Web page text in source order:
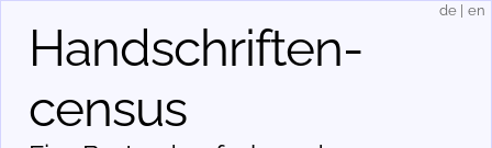
Handschriften­
census
de en